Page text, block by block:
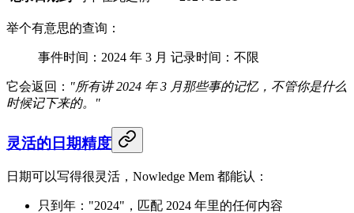
举个有意思的查询：
事件时间：2024 年 3 月 记录时间：不限
它会返回： "所有讲 2024 年 3 月那些事的记忆，不管你是什么
时候记下来的。"
灵活的日期精度
日期可以写得很灵活，Nowledge Mem 都能认：
只到年："2024"，匹配 2024 年里的任何内容